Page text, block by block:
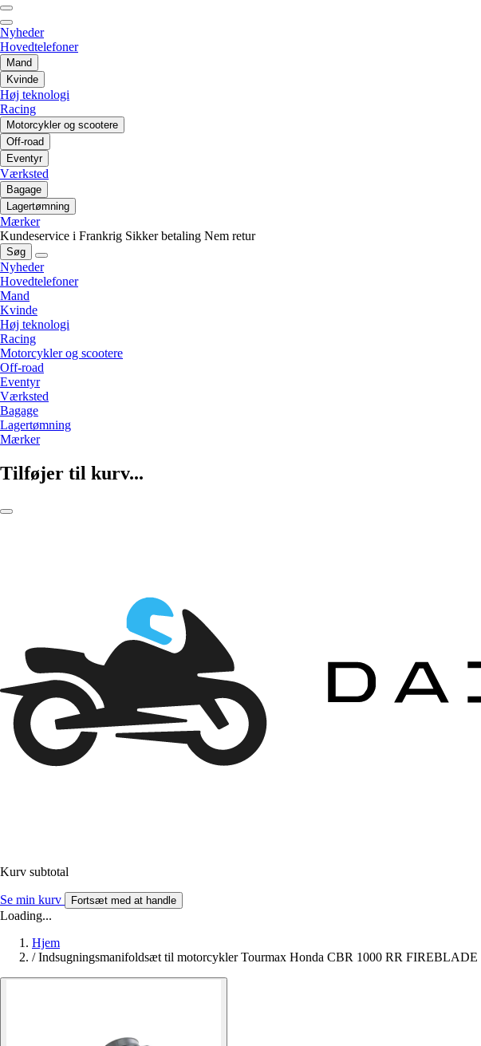
Nyheder
Hovedtelefoner
Mand
Kvinde
Høj teknologi
Racing
Motorcykler og scootere
Off-road
Eventyr
Værksted
Bagage
Lagertømning
Mærker
Kundeservice i Frankrig Sikker betaling Nem retur
Søg
Nyheder
Hovedtelefoner
Mand
Kvinde
Høj teknologi
Racing
Motorcykler og scootere
Off-road
Eventyr
Værksted
Bagage
Lagertømning
Mærker
Tilføjer til kurv...
Kurv subtotal
Se min kurv Fortsæt med at handle
Loading...
Hjem
/ Indsugningsmanifoldsæt til motorcykler Tourmax Honda CBR 1000 RR FIREBLADE